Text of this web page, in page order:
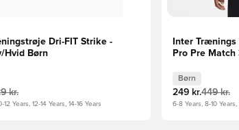
Dri-FIT Strike -
Hvid Børn
kr.
12 Years, 12-14 Years, 14-16 Years
Inter Trænings
Pro Pre
Børn
249 kr.449 kr.
6-8 Years, 8-10 Years,